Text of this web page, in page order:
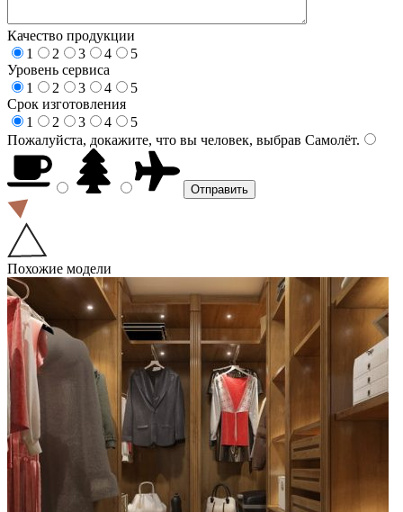
Качество продукции
1
2 3 4
5
Уровень сервиса
1
2 3 4
5
Срок изготовления
1
2 3 4
5
Пожалуйста, докажите, что вы человек, выбрав Самолёт.
Похожие модели